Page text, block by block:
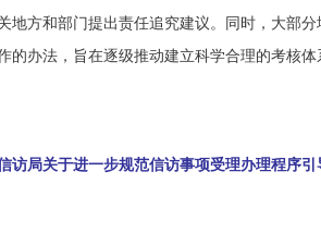
地方和部门提出责任追究建议。同时，大部
的办法，旨在逐级推动建立科学合理的考核
信访局关于进一步规范信访事项受理办理程序